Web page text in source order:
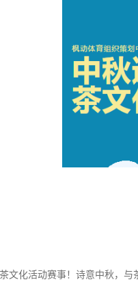
文化活动赛事！诗意中秋，